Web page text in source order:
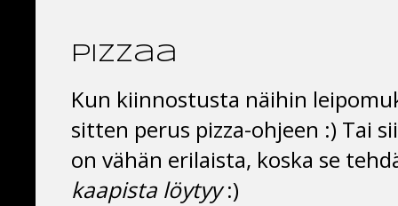
pizzaa
Kun kiinnostusta näihin
sitten perus pizza-ohjeen :) Tai
on vähän erilaista, koska se
kaapista löytyy:)